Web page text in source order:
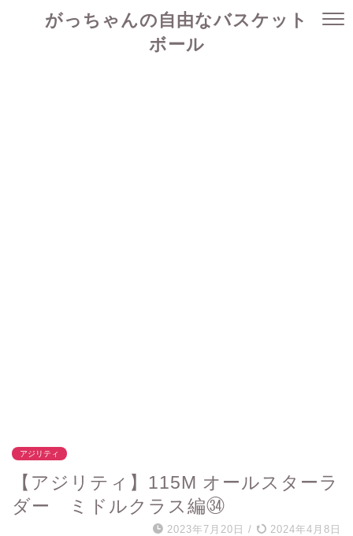
がっちゃんの自由なバスケット
ボール
アジリティ
【アジリティ】115M オールスターラ
ダー ミドルクラス編㉞
2023年7月20日 / 2024年4月8日